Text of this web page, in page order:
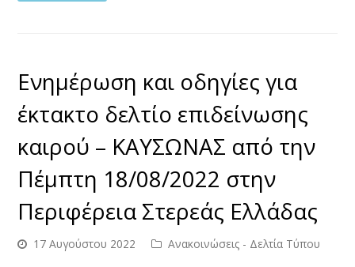
Ενημέρωση και οδηγίες για
έκτακτο δελτίο επιδείνωσης
καιρού – ΚΑΥΣΩΝΑΣ από την
Πέμπτη 18/08/2022 στην
Περιφέρεια Στερεάς Ελλάδας
17 Αυγούστου 2022 Ανακοινώσεις - Δελτία Τύπου